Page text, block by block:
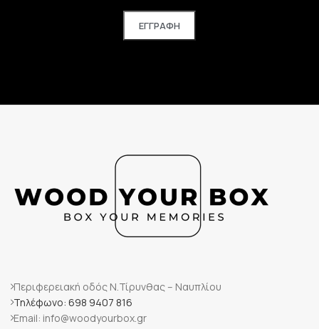
Περιφερειακή οδός Ν.Τίρυνθας – Ναυπλίου
Τηλέφωνο: 698 9407 816
Email: info@woodyourbox.gr